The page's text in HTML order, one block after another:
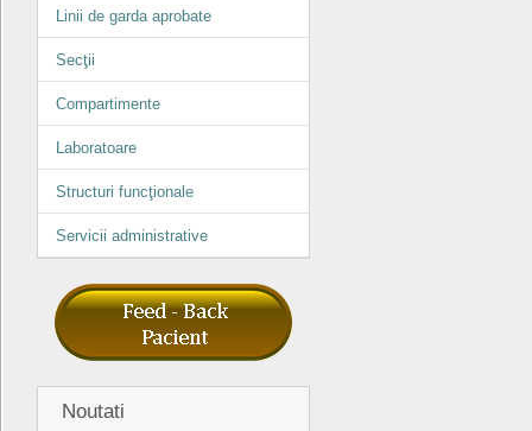
Linii de garda aprobate
Secţii
Compartimente
Laboratoare
Structuri funcţionale
Servicii administrative
Noutati